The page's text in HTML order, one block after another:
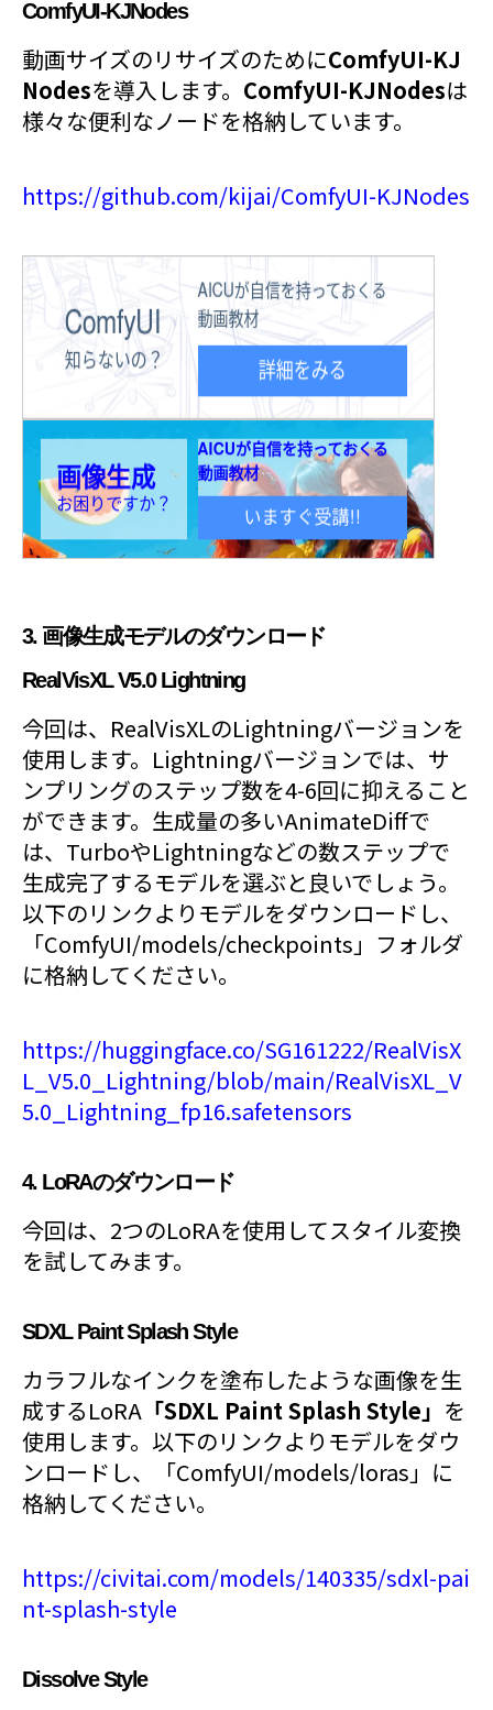
ComfyUI-KJNodes
動画サイズのリサイズのためにComfyUI-KJ
Nodesを導入します。 ComfyUI-KJNodesは
様々な便利なノードを格納しています。
https://github.com/kijai/ComfyUI-KJNodes
3. 画像生成モデルのダウンロード
RealVisXL V5.0 Lightning
今回は、RealVisXLのLightningバージョンを
使用します。Lightningバージョンでは、サ
ンプリングのステップ数を4-6回に抑えること
ができます。生成量の多いAnimateDiffで
は、TurboやLightningなどの数ステップで
生成完了するモデルを選ぶと良いでしょう。
以下のリンクよりモデルをダウンロードし、
「ComfyUI/models/checkpoints」フォルダ
に格納してください。
https://huggingface.co/SG161222/RealVisX
L_V5.0_Lightning/blob/main/RealVisXL_V
5.0_Lightning_fp16.safetensors
4. LoRAのダウンロード
今回は、2つのLoRAを使用してスタイル変換
を試してみます。
SDXL Paint Splash Style
カラフルなインクを塗布したような画像を生
成するLoRA 「SDXL Paint Splash Style」 を
使用します。以下のリンクよりモデルをダウ
ンロードし、「ComfyUI/models/loras」に
格納してください。
https://civitai.com/models/140335/sdxl-pai
nt-splash-style
Dissolve Style